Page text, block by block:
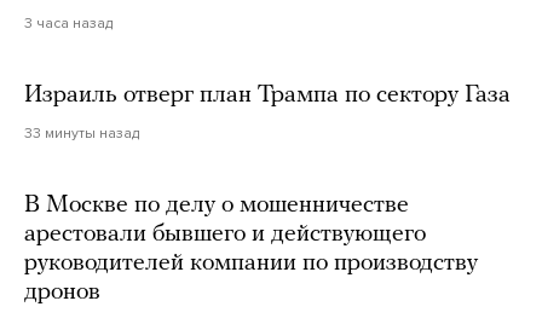
3 часа назад
Израиль отверг план Трампа по сектору Газа
33 минуты назад
В Москве по делу о мошенничестве
арестовали бывшего и действующего
руководителей компании по производству
дронов